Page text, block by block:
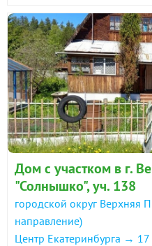
Дом с участком в г.
"Солнышко", уч. 138
городской округ Верхняя
направление)
Центр Екатеринбурга →